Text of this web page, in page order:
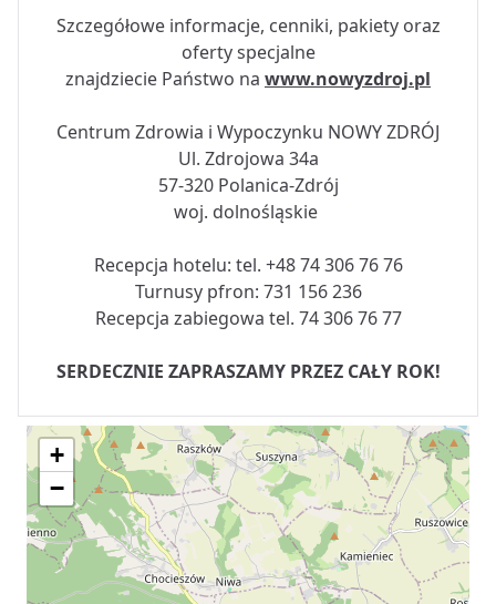
Szczegółowe informacje, cenniki, pakiety oraz
oferty specjalne
znajdziecie Państwo na www.nowyzdroj.pl
Centrum Zdrowia i Wypoczynku NOWY ZDRÓJ
Ul. Zdrojowa 34a
57-320 Polanica-Zdrój
woj. dolnośląskie
Recepcja hotelu: tel. +48 74 306 76 76
Turnusy pfron: 731 156 236
Recepcja zabiegowa tel. 74 306 76 77
SERDECZNIE ZAPRASZAMY PRZEZ CAŁY ROK!
+
−